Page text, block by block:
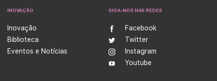
INOVAÇÃO
Inovação
Biblioteca
Eventos e Notícias
SIGA-NOS NAS REDES
Facebook
Twitter
Instagram
Youtube